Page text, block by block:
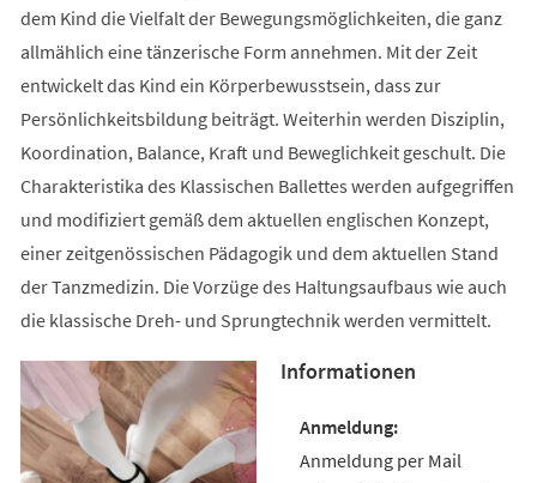
dem Kind die Vielfalt der Bewegungsmöglichkeiten, die ganz
allmählich eine tänzerische Form annehmen. Mit der Zeit
entwickelt das Kind ein Körperbewusstsein, dass zur
Persönlichkeitsbildung beiträgt. Weiterhin werden Disziplin,
Koordination, Balance, Kraft und Beweglichkeit geschult. Die
Charakteristika des Klassischen Ballettes werden aufgegriffen
und modifiziert gemäß dem aktuellen englischen Konzept,
einer zeitgenössischen Pädagogik und dem aktuellen Stand
der Tanzmedizin. Die Vorzüge des Haltungsaufbaus wie auch
die klassische Dreh- und Sprungtechnik werden vermittelt.
Informationen
Anmeldung per Mail